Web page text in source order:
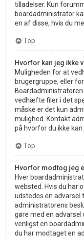
tilladelser. Kun
boardadministrator
en af disse, hvis du
Top
Hvorfor kan jeg ikke
Muligheden for at
brugergruppe, eller
vedhæfte filer i det
måske er det kun
mulighed. Kontakt
på hvorfor du ikke
Top
Hvorfor modtog jeg
Hver
websted. Hvis du har
udstedes en advarsel
administratorens
gøre med en
venligst en
du har modtaget en